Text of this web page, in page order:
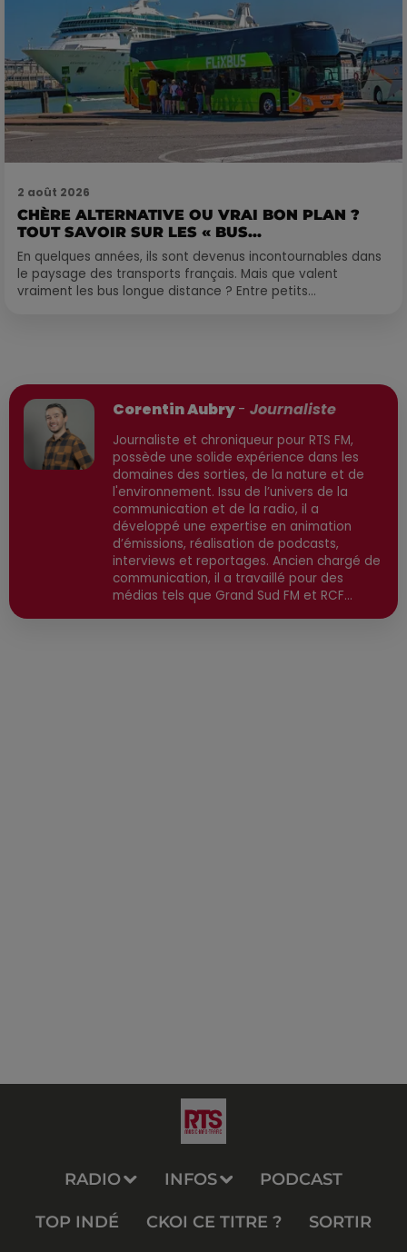
2 août 2026
CHÈRE ALTERNATIVE OU VRAI BON PLAN ?
TOUT SAVOIR SUR LES « BUS...
En quelques années, ils sont devenus incontournables dans
le paysage des transports français. Mais que valent
vraiment les bus longue distance ? Entre petits...
Corentin Aubry- Journaliste
Journaliste et chroniqueur pour RTS FM,
possède une solide expérience dans les
domaines des sorties, de la nature et de
l'environnement. Issu de l’univers de la
communication et de la radio, il a
développé une expertise en animation
d’émissions, réalisation de podcasts,
interviews et reportages. Ancien chargé de
communication, il a travaillé pour des
médias tels que Grand Sud FM et RCF
RADIO INFOS PODCAST
TOP INDÉ CKOI CE TITRE ? SORTIR